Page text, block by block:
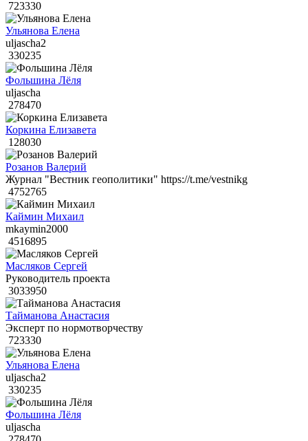
723330
Ульянова Елена
uljascha2
330235
Фольшина Лёля
uljascha
278470
Коркина Елизавета
128030
Розанов Валерий
Журнал "Вестник геополитики" https://t.me/vestnikg
4752765
Каймин Михаил
mkaymin2000
4516895
Масляков Сергей
Руководитель проекта
3033950
Тайманова Анастасия
Эксперт по нормотворчеству
723330
Ульянова Елена
uljascha2
330235
Фольшина Лёля
uljascha